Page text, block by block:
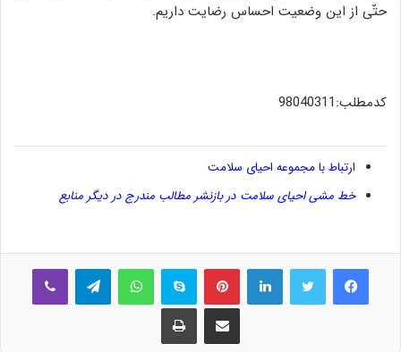
حتّی از این وضعیت احساس رضایت داریم.
کدمطلب:98040311
ارتباط با مجموعه احیای سلامت
خط مشی احیای سلامت در بازنشر مطالب مندرج در دیگر منابع
فیس بوک لینکدین ‫پین‌ترست اسکایپ واتس آپ
اشتراک گذاری از طریق ایمیل چاپ